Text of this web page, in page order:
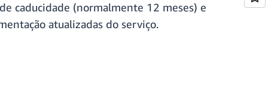
caducidade (normalmente 12 meses) e
atualizadas do serviço.